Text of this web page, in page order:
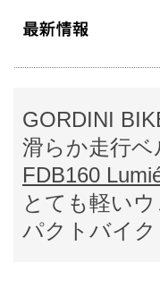
GORDINI
滑らか走行
FDB160
とても軽い
パクトバイク